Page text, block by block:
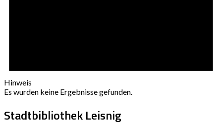
Hinweis
Es wurden keine Ergebnisse gefunden.
Stadtbibliothek Leisnig